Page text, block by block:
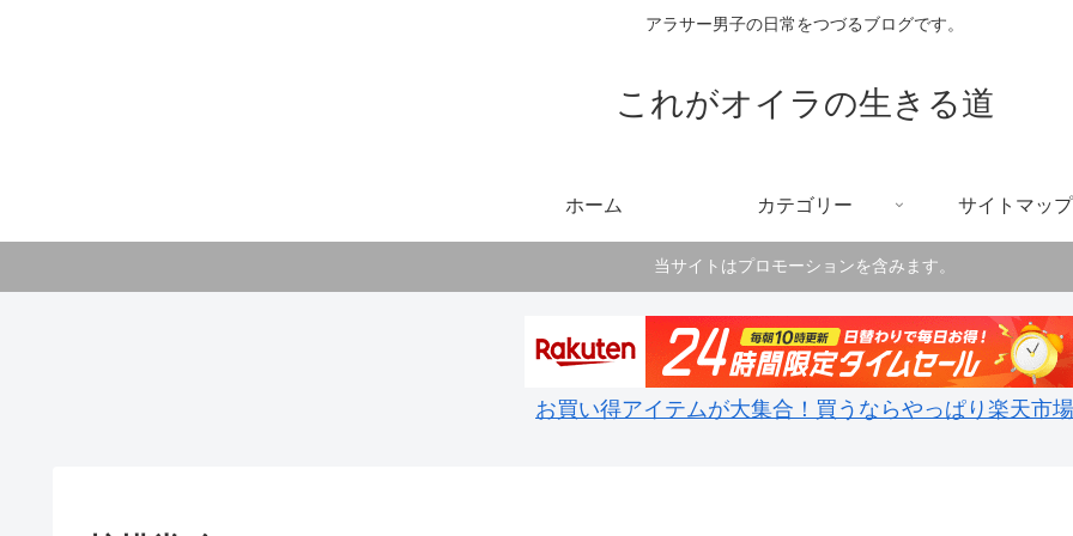
アラサー男子の日常をつづるブログです。
これがオイラの生きる道
ホーム カテゴリー サイトマップ
当サイトはプロモーションを含みます。
お買い得アイテムが大集合！買うならやっぱり楽天市場